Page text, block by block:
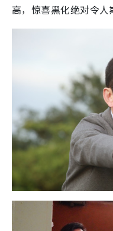
高，惊喜黑化绝对令人